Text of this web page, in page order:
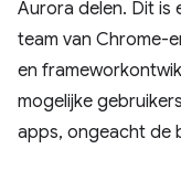
Aurora delen. Dit is
team van Chrome-
en
mogelijke
apps, ongeacht de